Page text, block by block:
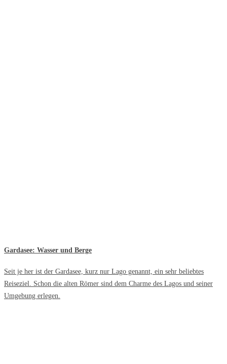
Gardasee: Wasser und Berge
Seit je her ist der Gardasee, kurz nur Lago genannt, ein sehr beliebtes
Reiseziel. Schon die alten Römer sind dem Charme des Lagos und seiner
Umgebung erlegen.